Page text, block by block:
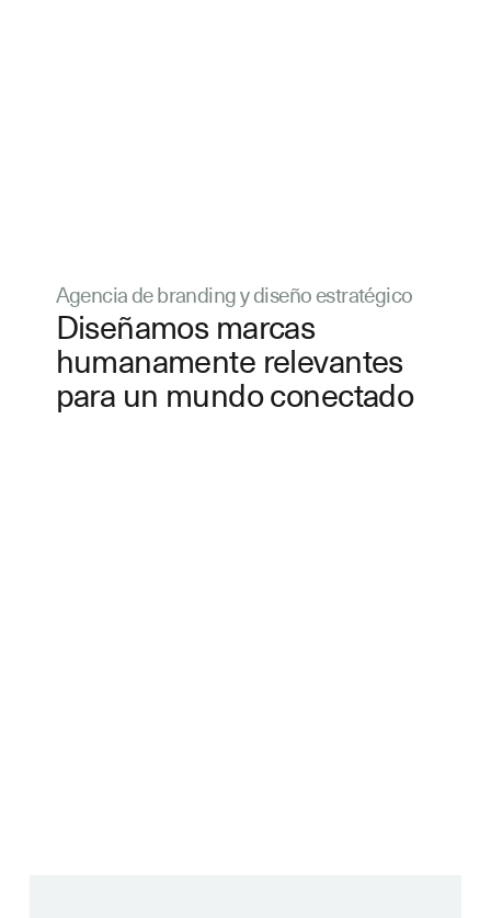
Agencia de branding y diseño estratégico
Diseñamos marcas
humanamente relevantes
para un mundo conectado